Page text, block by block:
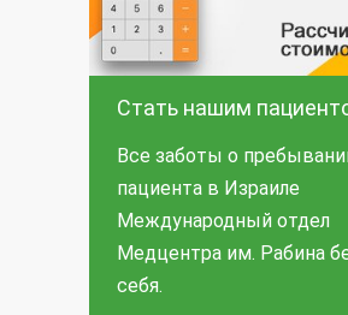
Стать нашим
Все заботы о
пациента в Израиле
Международный отдел
Медцентра им. Рабина
себя.